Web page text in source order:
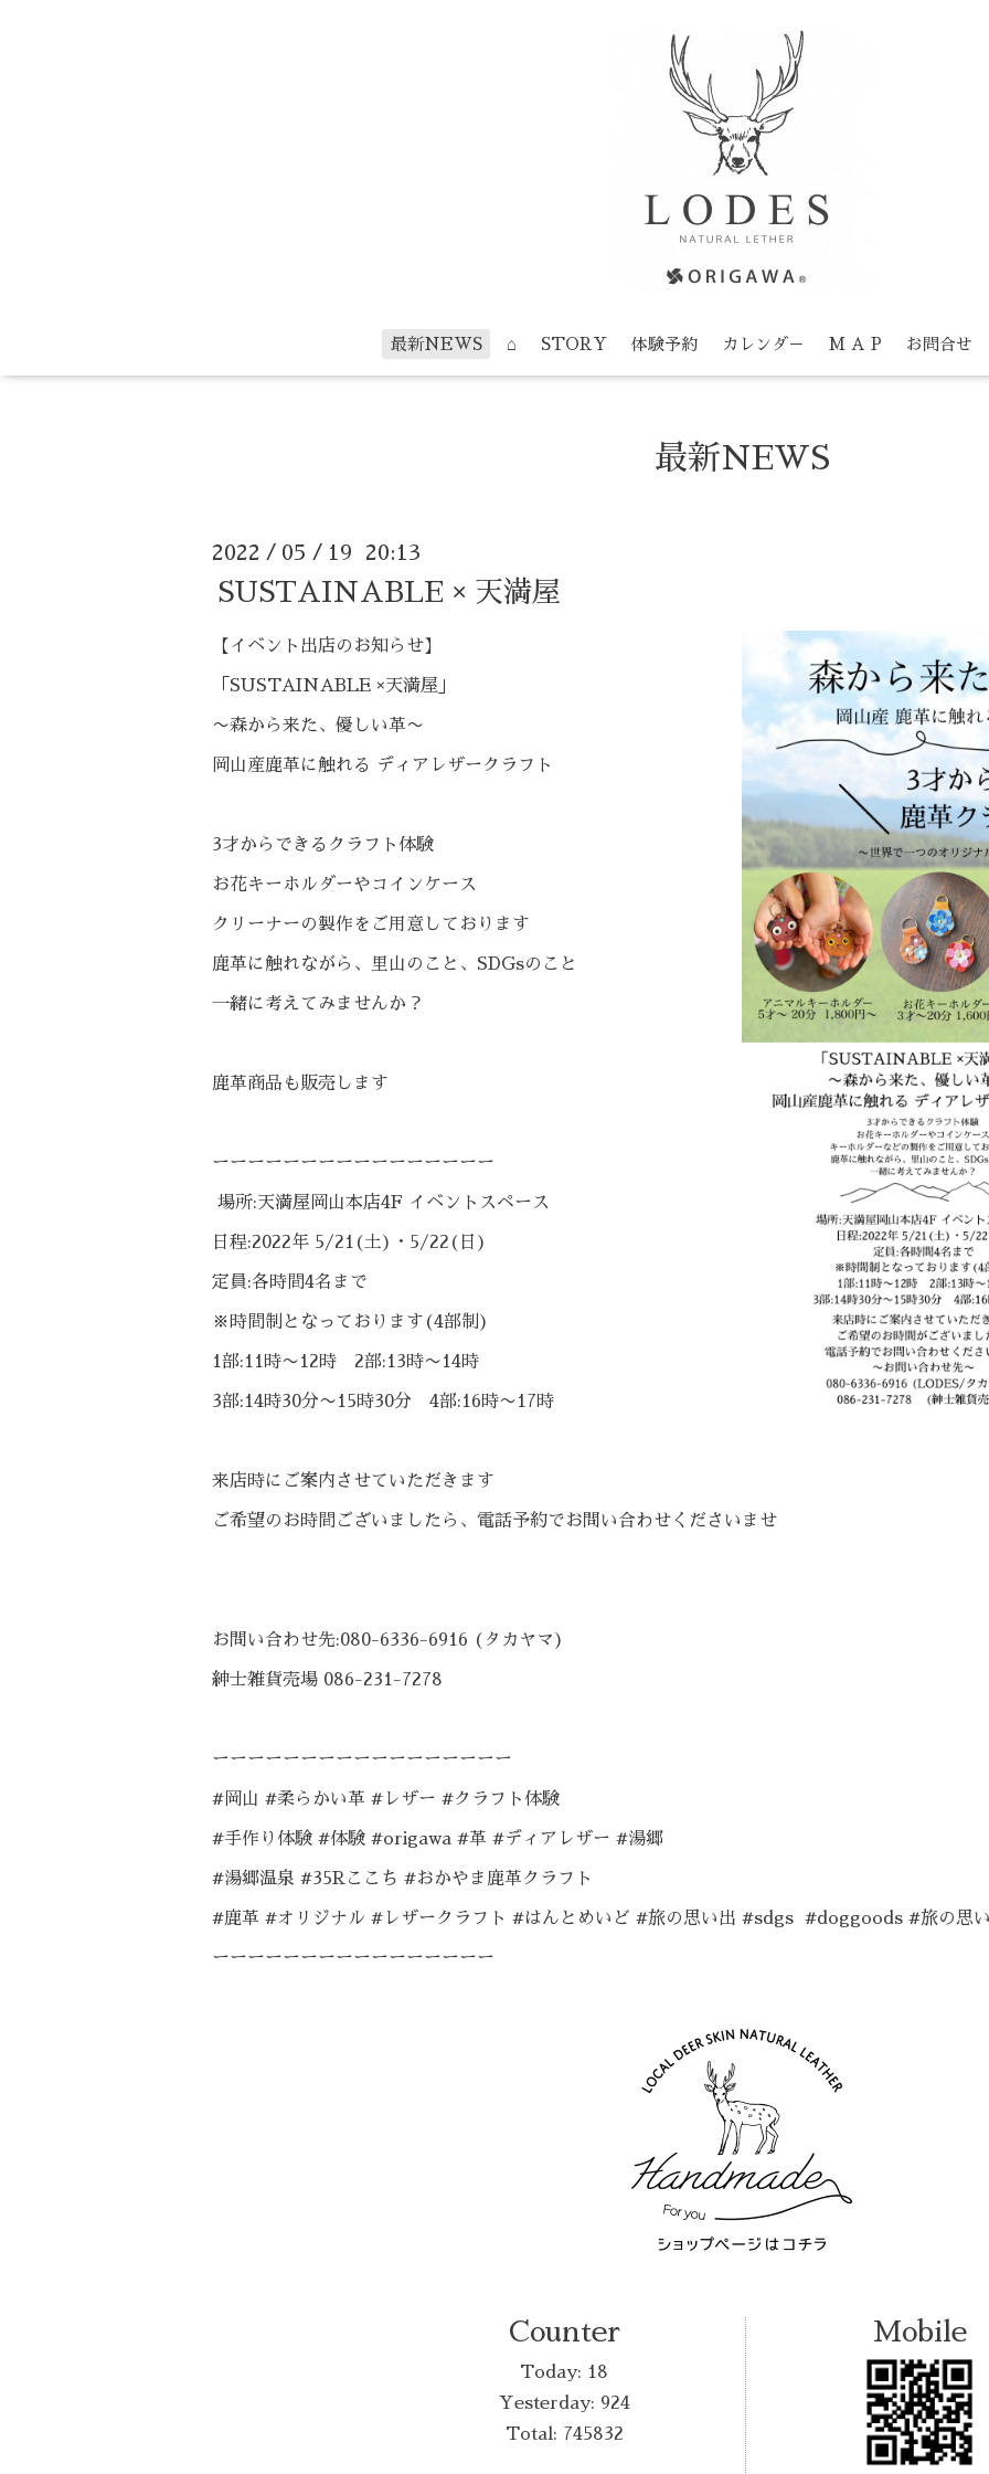
最新NEWS ⌂ STORY 体験予約 カレンダ－ M A P お問合せ
最新NEWS
2022 / 05 / 19 20:13
SUSTAINABLE × 天満屋
【イベント出店のお知らせ】
「SUSTAINABLE ×天満屋」
〜森から来た、優しい革〜
岡山産鹿革に触れる ディアレザークラフト
3才からできるクラフト体験
お花キーホルダーやコインケース
クリーナーの製作をご用意しております
鹿革に触れながら、里山のこと、SDGsのこと
一緒に考えてみませんか？
鹿革商品も販売します
ーーーーーーーーーーーーーーーー
場所:天満屋岡山本店4F イベントスペース
日程:2022年 5/21(土)・5/22(日)
定員:各時間4名まで
※時間制となっております(4部制)
1部:11時〜12時 2部:13時〜14時
3部:14時30分〜15時30分 4部:16時〜17時
来店時にご案内させていただきます
ご希望のお時間ございましたら、電話予約でお問い合わせくださいませ
お問い合わせ先:080-6336-6916 (タカヤマ)
紳士雑貨売場 086-231-7278
ーーーーーーーーーーーーーーーーー
#岡山 #柔らかい革 #レザー #クラフト体験
#手作り体験 #体験 #origawa #革 #ディアレザー #湯郷
#湯郷温泉 #35Rここち #おかやま鹿革クラフト
#鹿革 #オリジナル #レザークラフト #はんとめいど #旅の思い出 #sdgs #doggoods #旅の思
ーーーーーーーーーーーーーーーー
Counter
Today: 18
Yesterday: 924
Total: 745832
Mobile